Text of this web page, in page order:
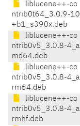
liblucene++-co
ntrib0t64_3.0.9-10
+b1_s390x.deb
liblucene++-co
ntrib0v5_3.0.8-4_a
md64.deb
liblucene++-co
ntrib0v5_3.0.8-4_a
rm64.deb
liblucene++-co
ntrib0v5_3.0.8-4_a
rmhf.deb